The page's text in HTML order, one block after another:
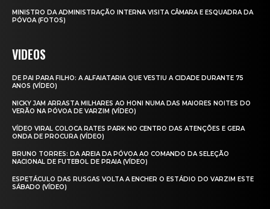
MINISTRO DA ADMINISTRAÇÃO INTERNA VISITA CÂMARA E ESQUADRA DA
PÓVOA (FOTOS)
VIDEOS
DE PAI PARA FILHO: A ALFAIATARIA QUE VESTIU A CIDADE DURANTE 75
ANOS (VÍDEO)
NICKY JAM ARRASTA MILHARES AO HONI NUMA DAS MAIORES NOITES DO
VERÃO NA PÓVOA DE VARZIM (VÍDEO)
VÍDEO VIRAL COLOCA RATES PARK NO CENTRO DAS ATENÇÕES E GERA
ONDA DE PROCURA (VÍDEO)
BRUNO TORRES: DA AREIA DA PÓVOA AO COMANDO DA SELEÇÃO
NACIONAL DE FUTEBOL DE PRAIA (VÍDEO)
ESPETÁCULO DAS RUSGAS VOLTA A ENCHER O ESTÁDIO DO VARZIM ESTE
SÁBADO (VÍDEO)